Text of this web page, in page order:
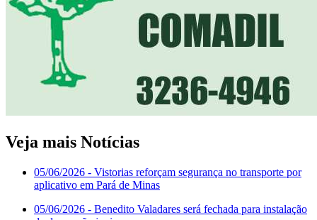
Veja mais Notícias
05/06/2026 - Vistorias reforçam segurança no transporte por
aplicativo em Pará de Minas
05/06/2026 - Benedito Valadares será fechada para instalação